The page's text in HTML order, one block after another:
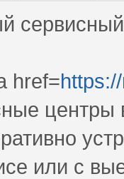
href=
центры
или с